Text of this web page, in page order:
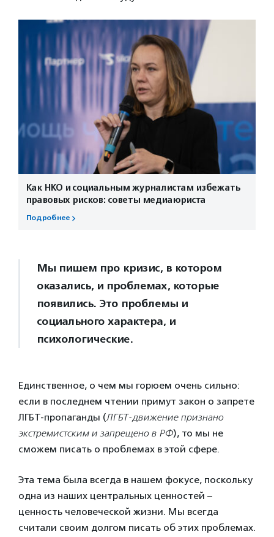
Как НКО и социальным журналистам избежать
правовых рисков: советы медиаюриста
Подробнее
Мы пишем про кризис, в котором
оказались, и проблемах, которые
появились. Это проблемы и
социального характера, и
психологические.
Единственное, о чем мы горюем очень сильно:
если в последнем чтении примут закон о запрете
ЛГБТ-пропаганды (ЛГБТ-движение признано
экстремистским и запрещено в РФ), то мы не
сможем писать о проблемах в этой сфере.
Эта тема была всегда в нашем фокусе, поскольку
одна из наших центральных ценностей –
ценность человеческой жизни. Мы всегда
считали своим долгом писать об этих проблемах.